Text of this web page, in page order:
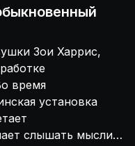
Зои Харрис,
время
установка
слышать мысли